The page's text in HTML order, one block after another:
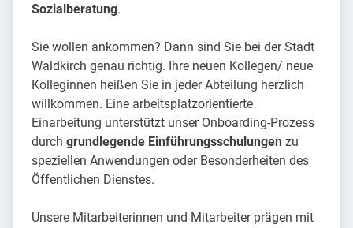
Sozialberatung.
Sie wollen ankommen? Dann sind Sie bei der Stadt
Waldkirch genau richtig. Ihre neuen Kollegen/ neue
Kolleginnen heißen Sie in jeder Abteilung herzlich
willkommen. Eine arbeitsplatzorientierte
Einarbeitung unterstützt unser Onboarding-Prozess
durch grundlegende Einführungsschulungen zu
speziellen Anwendungen oder Besonderheiten des
Öffentlichen Dienstes.
Unsere Mitarbeiterinnen und Mitarbeiter prägen mit